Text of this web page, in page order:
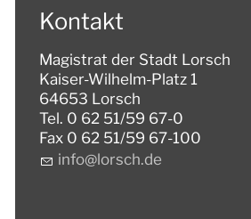
Kontakt
Magistrat der Stadt Lorsch
Kaiser-Wilhelm-Platz 1
64653 Lorsch
Tel. 0 62 51/59 67-0
Fax 0 62 51/59 67-100
nf
l rsch d